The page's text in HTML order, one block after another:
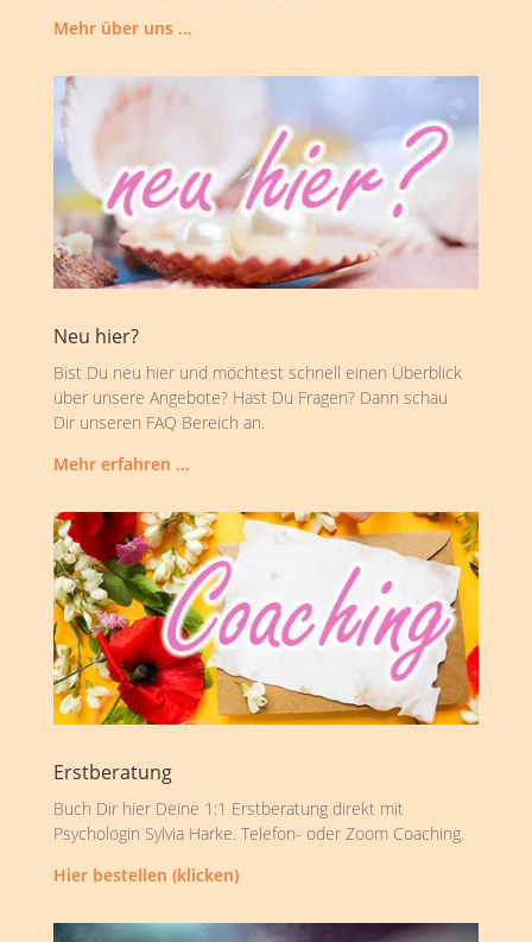
Mehr über uns …
Neu hier?
Bist Du neu hier und möchtest schnell einen Überblick
über unsere Angebote? Hast Du Fragen? Dann schau
Dir unseren FAQ Bereich an.
Mehr erfahren …
Erstberatung
Buch Dir hier Deine 1:1 Erstberatung direkt mit
Psychologin Sylvia Harke. Telefon- oder Zoom Coaching.
Hier bestellen (klicken)